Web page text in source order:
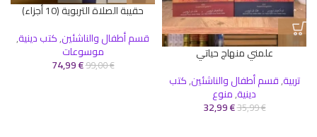
علمني منهاج حياتي
تربية,قسم أطفال والناشئين,كتب
دينية,منوع
35,99€
32,99€
حقيبة الصلاة التربوية (10 أجزاء)
قسم أطفال والناشئين,كتب دينية,
موسوعات
99,00€
74,99€